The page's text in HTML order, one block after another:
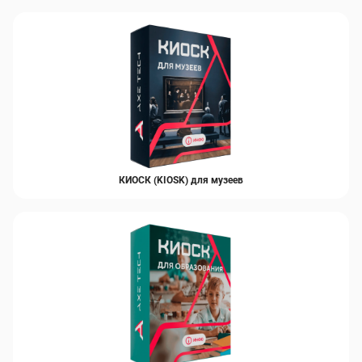
Встроенный вычислительный
Intel Core i7 12700
RTX 5080
Объем встроенной памяти
1 Тб
Да
КИОСК (KIOSK) для музеев